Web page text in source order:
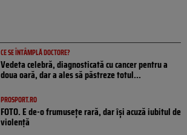
CE SE ÎNTÂMPLĂ DOCTORE?
Vedeta celebră, diagnosticată cu cancer pentru a
doua oară, dar a ales să păstreze totul...
PROSPORT.RO
FOTO. E de-o frumusețe rară, dar își acuză iubitul de
violență